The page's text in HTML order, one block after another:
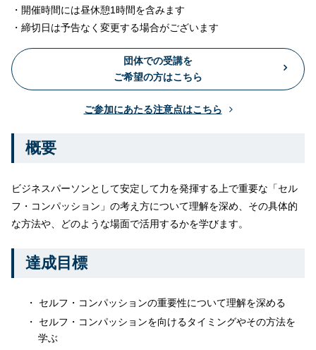
・開催時間には昼休憩1時間を含みます
・締切日は予告なく変更する場合がございます
団体での受講を
ご希望の方はこちら
ご参加にあたる注意点はこちら
概要
ビジネスパーソンとして安定して力を発揮する上で重要な「セル
フ・コンパッション」の考え方について理解を深め、その具体的
な方法や、どのような場面で活用するかを学びます。
達成目標
セルフ・コンパッションの重要性について理解を深める
セルフ・コンパッションを向けるタイミングやその方法を
学ぶ